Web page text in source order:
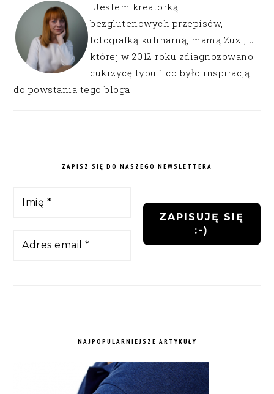
Jestem kreatorką
bezglutenowych przepisów,
fotografką kulinarną, mamą Zuzi, u
której w 2012 roku zdiagnozowano
cukrzycę typu 1 co było inspiracją
do powstania tego bloga.
ZAPISZ SIĘ DO NASZEGO NEWSLETTERA
NAJPOPULARNIEJSZE ARTYKUŁY